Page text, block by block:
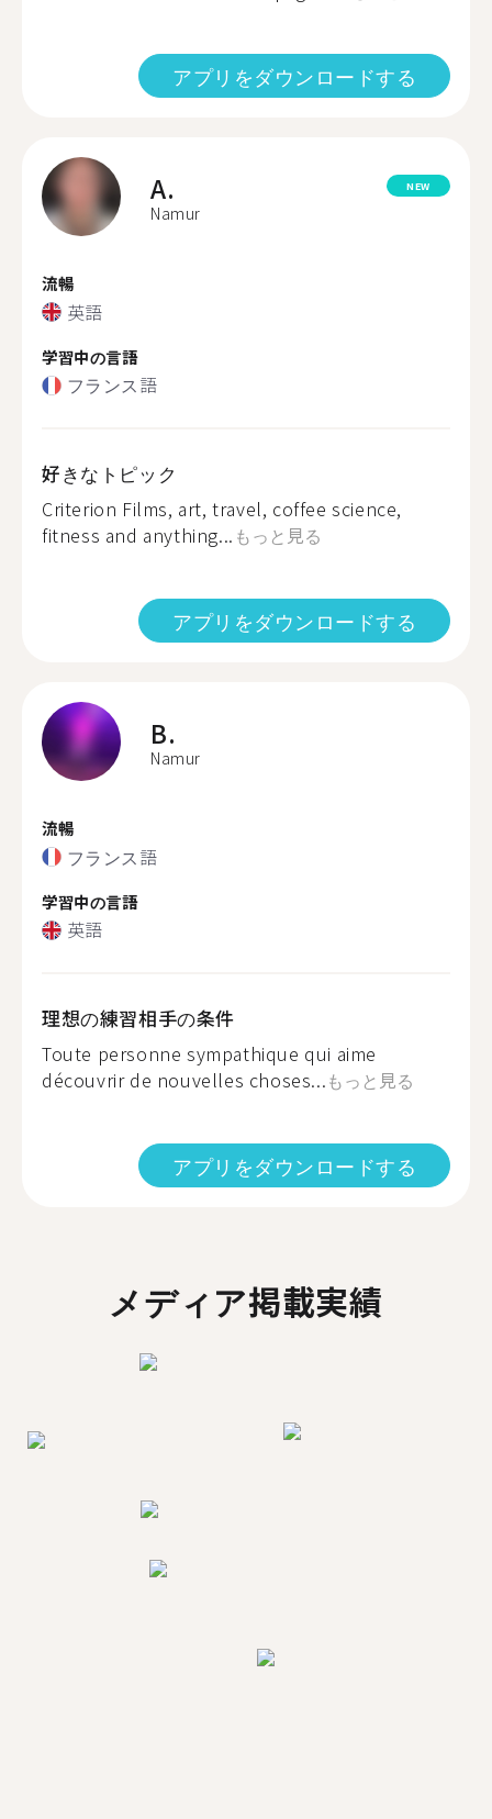
アプリをダウンロードする
A.
Namur
NEW
流暢
英語
学習中の言語
フランス語
好きなトピック
Criterion Films, art, travel, coffee science,
fitness and anything... もっと見る
アプリをダウンロードする
B.
Namur
流暢
フランス語
学習中の言語
英語
理想の練習相手の条件
Toute personne sympathique qui aime
découvrir de nouvelles choses...もっと見る
アプリをダウンロードする
メディア掲載実績